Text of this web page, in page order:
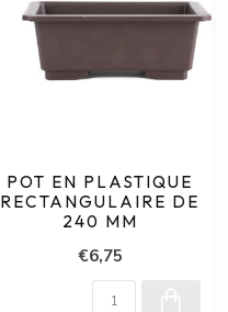
POT EN PLASTIQUE
RECTANGULAIRE DE
240 MM
€6,75